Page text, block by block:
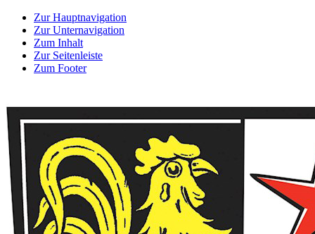
Zur Hauptnavigation
Zur Unternavigation
Zum Inhalt
Zur Seitenleiste
Zum Footer